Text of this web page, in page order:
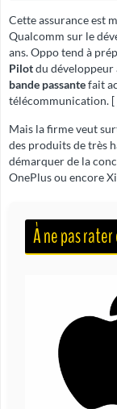
Cette assurance est
Qualcomm sur le
ans. Oppo tend à
Pilotdu
bande passantefait
télécommunication. [
Mais la firme veut
des produits de très
démarquer de la
OnePlus ou encore
À ne pas